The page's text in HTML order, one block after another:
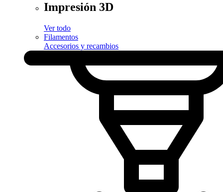
Impresión 3D
Ver todo
Filamentos
Accesorios y recambios